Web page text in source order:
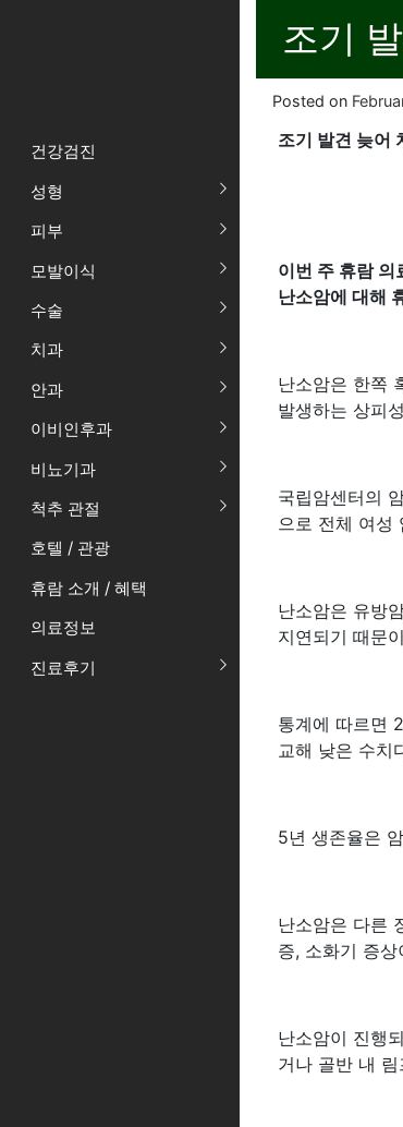
건강검진
성형
피부
모발이식
수술
치과
안과
이비인후과
비뇨기과
척추 관절
호텔 / 관광
휴람 소개 / 혜택
의료정보
진료후기
조기
Posted on
조기 발견 늦어
이번 주 휴람
난소암에 대해
난소암은 한쪽
발생하는 상피
국립암센터의
으로 전체 여성
난소암은 유방
지연되기 때문
통계에 따르면
교해 낮은 수치
5년 생존율은
난소암은 다른
증, 소화기 증
난소암이 진행
거나 골반 내